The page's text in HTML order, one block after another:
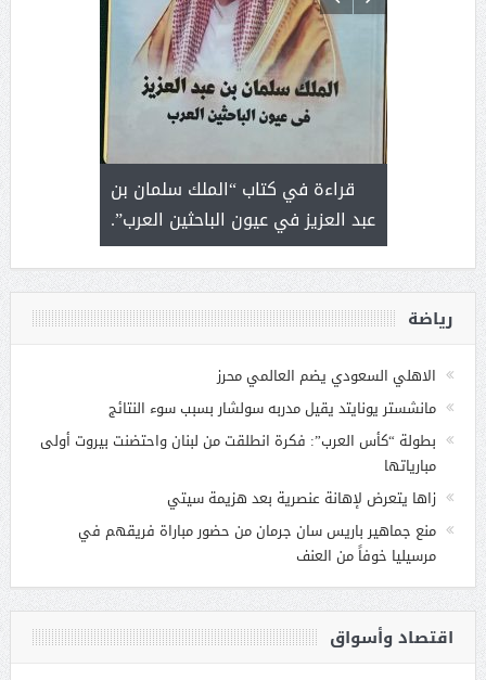
قراءة في كتاب “الملك سلمان بن
عبد العزيز في عيون الباحثين العرب”.
لايعرف
رياضة
الاهلي السعودي يضم العالمي محرز
مانشستر يونايتد يقيل مدربه سولشار بسبب سوء النتائج
بطولة “كأس العرب”: فكرة انطلقت من لبنان واحتضنت بيروت أولى
مبارياتها
زاها يتعرض لإهانة عنصرية بعد هزيمة سيتي
منع جماهير باريس سان جرمان من حضور مباراة فريقهم في
مرسيليا خوفاً من العنف
اقتصاد وأسواق